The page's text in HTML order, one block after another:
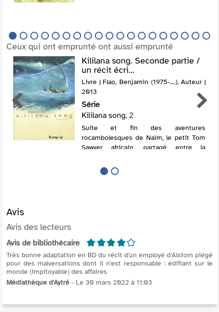
Ceux qui ont emprunté ont aussi emprunté
Kililana song. Seconde partie /
un récit écri...
Livre | Flao, Benjamin (1975-....). Auteur |
2013
Série
Kililana song, 2
Suite et fin des aventures
rocambolesques de Naïm, le petit Tom
Sawyer africain, partagé entre la
Avis
Avis des lecteurs
Avis de bibliothécaire 4/5
Très bonne adaptation en BD du récit d'un employé d'Alstom piégé
pour des malversations dont il n'est responsable : édifiant sur le
monde (impitoyable) des affaires
Médiathèque d'Aytré - Le 30 mars 2022 à 11:03